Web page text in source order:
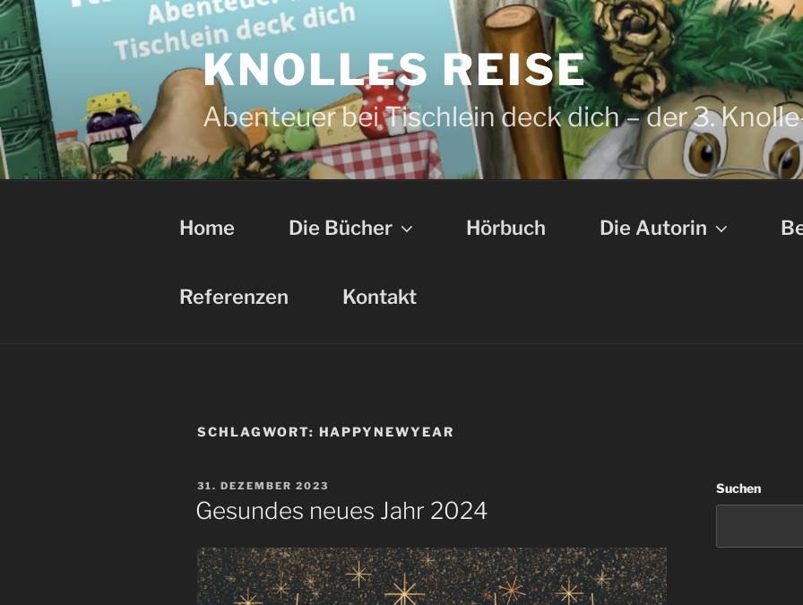
Zum
Inhalt
springen
KNOLLES REISE
Abenteuer bei Tischlein deck dich – der 3.
Home Die Bücher Hörbuch Die Autorin
Referenzen Kontakt
SCHLAGWORT: HAPPYNEWYEAR
VERÖFFENTLICHT
AM
31. DEZEMBER 2023
Gesundes neues Jahr 2024
Suchen